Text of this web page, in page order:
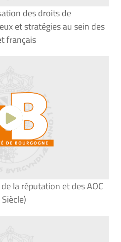
des droits de
et stratégies au sein des
français
la réputation et des AOC